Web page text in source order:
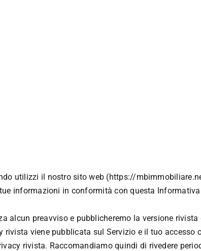
utilizzi il nostro sito web (https://
informazioni in conformità con questa
preavviso e pubblicheremo la versione rivista
viene pubblicata sul Servizio e il tuo accesso
rivista. Raccomandiamo quindi di rivedere